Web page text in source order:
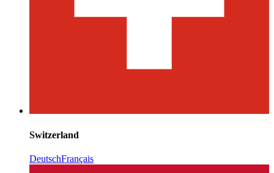
Switzerland
DeutschFrançais